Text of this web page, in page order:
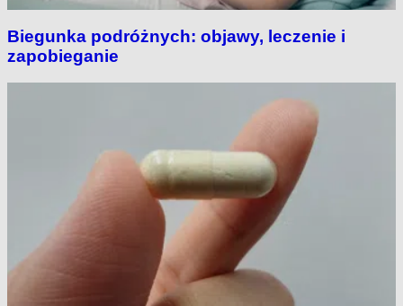
Biegunka podróżnych: objawy, leczenie i
zapobieganie